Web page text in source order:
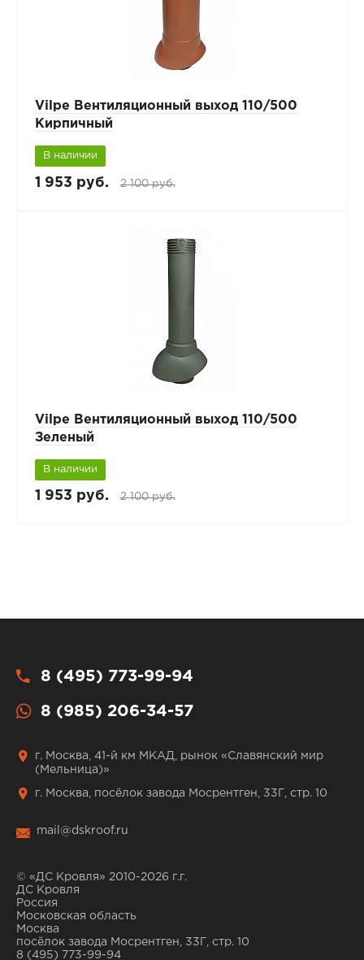
Vilpe Вентиляционный выход 110/500
Кирпичный
В наличии
1 953 руб. 2 100 руб.
Vilpe Вентиляционный выход 110/500
Зеленый
В наличии
1 953 руб. 2 100 руб.
8 (495) 773-99-94
8 (985) 206-34-57
г. Москва, 41-й км МКАД, рынок «Славянский мир
(Мельница)»
г. Москва, посёлок завода Мосрентген, 33Г, стр. 10
mail@dskroof.ru
© «ДС Кровля» 2010-2026 г.г.
ДС Кровля
Россия
Московская область
Москва
посёлок завода Мосрентген, 33Г, стр. 10
8 (495) 773-99-94